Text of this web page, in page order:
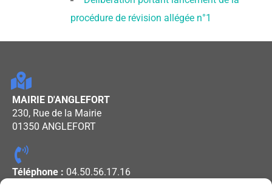
procédure de révision allégée n°1
MAIRIE D'ANGLEFORT
230, Rue de la Mairie
01350 ANGLEFORT
Téléphone : 04.50.56.17.16